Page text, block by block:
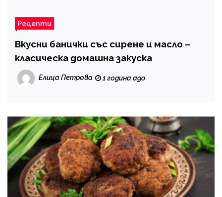
Рецепти
Вкусни банички със сирене и масло –
класическа домашна закуска
Елица Петрова 1 година ago